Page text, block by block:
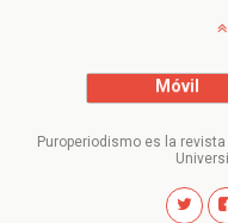
Móvil
Puroperiodismo es la